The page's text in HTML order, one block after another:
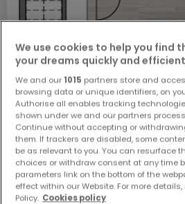
Einfamilienhaus 5 Zimmer zum
565.000 €
131 m² 5 4 2
We use cookies to help you find
your dreams quickly and
We and our 1015 partners store and
browsing data or unique identifiers, on
Authorise all enables tracking
shown under we and our partners
Continue without accepting or
them. If trackers are disabled, some
be as relevant to you. You can resurface
choices or withdraw consent at any time
parameters link on the bottom of the
effect within our Website. For more details,
Policy. Cookies policy